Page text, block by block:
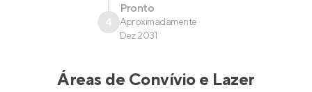
4
Pronto
Aproximadamente
Dez 2031
Áreas de Convívio e Lazer